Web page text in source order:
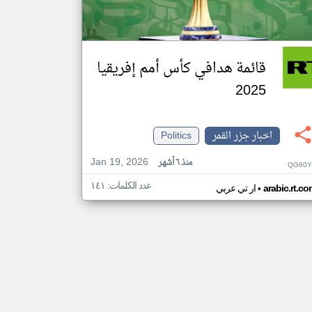
قائمة هدافي كأس أمم إفريقيا
2025
اخبار جزر القمر
Politics
Jan 19, 2026
منذ ٦ أشهر
ار تي عربي• عدد الكلمات: ١٤١